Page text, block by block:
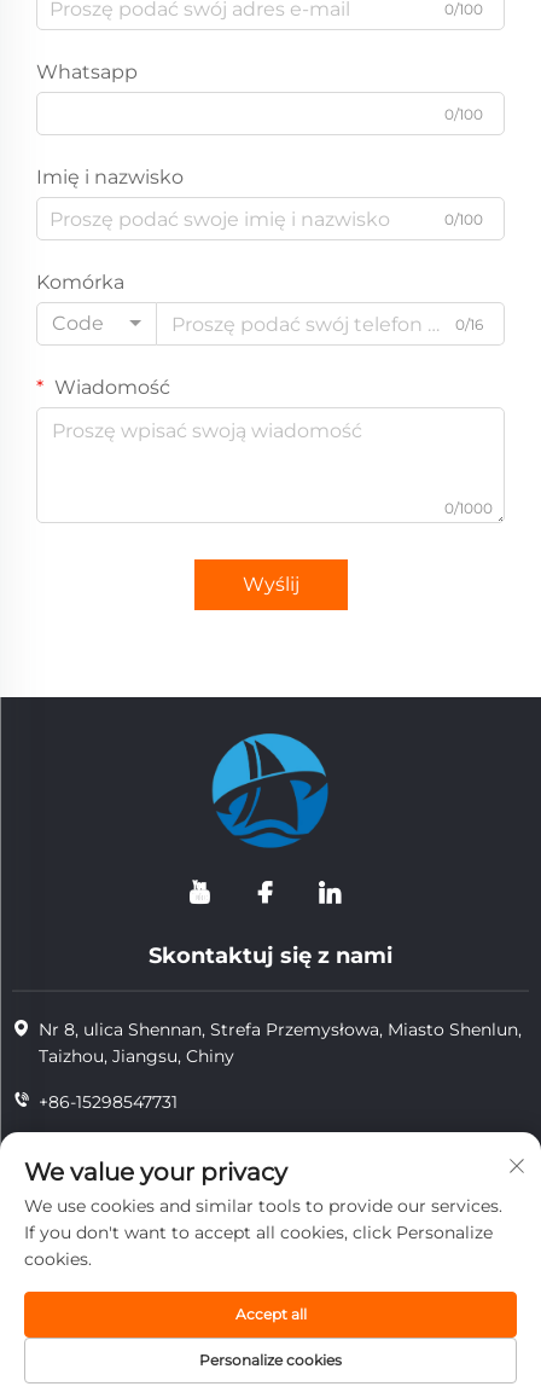
0/100
Whatsapp
0/100
Imię i nazwisko
0/100
Komórka
Code
0/16
Wiadomość
0/1000
Wyślij
Skontaktuj się z nami
Nr 8, ulica Shennan, Strefa Przemysłowa, Miasto Shenlun,
Taizhou, Jiangsu, Chiny
+86-15298547731
[email protected]
prywatność
We value your privacy
We use cookies and similar tools to provide our services.
If you don't want to accept all cookies, click Personalize
cookies.
Personalize cookies
Accept all